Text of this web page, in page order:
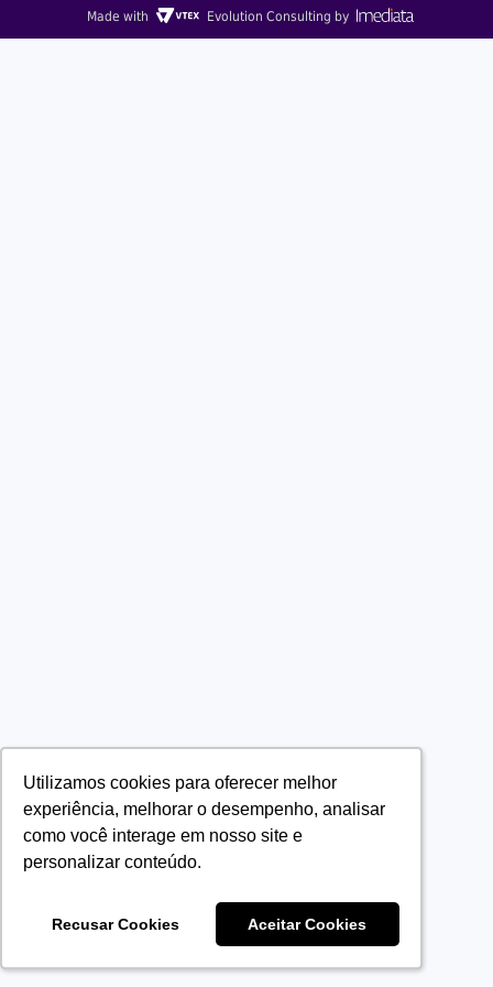
Utilizamos cookies para oferecer melhor
experiência, melhorar o desempenho, analisar
como você interage em nosso site e
personalizar conteúdo.
Recusar Cookies Aceitar Cookies
Utilizamos cookies para oferecer melhor
experiência, melhorar o desempenho, analisar
como você interage em nosso site e
personalizar conteúdo.
Recusar Cookies Aceitar Cookies
Made with Evolution Consulting by